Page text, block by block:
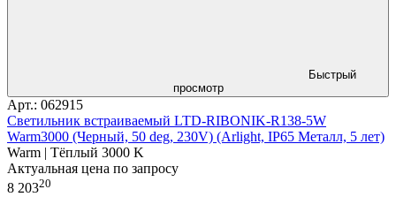
Быстрый
просмотр
Арт.: 062915
Светильник встраиваемый LTD-RIBONIK-R138-5W
Warm3000 (Черный, 50 deg, 230V) (Arlight, IP65 Металл, 5 лет)
Warm | Тёплый 3000 K
Актуальная цена по запросу
8 20320